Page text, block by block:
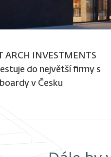
ARCH INVESTMENTS
do největší firmy s
v Česku